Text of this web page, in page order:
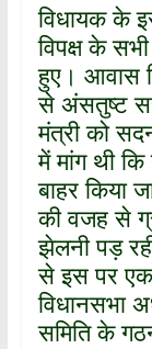
विधायक के
विपक्ष के
हुए। आवास
से अंसतुष्ट
मंत्री को
में मांग थी कि
बाहर किया
की वजह से
झेलनी पड़
से इस पर एक
विधानसभा
समिति के